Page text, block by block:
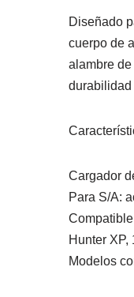
Diseñado
cuerpo de
alambre
durabilidad
Cargador
Para S/A:
Hunter XP,
Modelos